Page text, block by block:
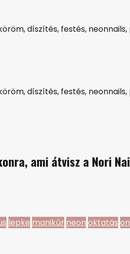
ami átvisz a Nori
lepke manikűr neon oktatás